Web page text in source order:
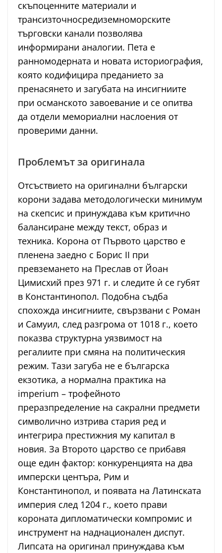
скъпоценните материали и
трансизточносредиземноморските
търговски канали позволява
информирани аналогии. Пета е
ранномодерната и новата историография,
която кодифицира преданието за
пренасянето и загубата на инсигниите
при османското завоевание и се опитва
да отдели мемориални наслоения от
проверими данни.
Проблемът за оригинала
Отсъствието на оригинални български
корони задава методологически минимум
на скепсис и принуждава към критично
балансиране между текст, образ и
техника. Корона от Първото царство е
пленена заедно с Борис II при
превземането на Преслав от Йоан
Цимисхий през 971 г. и следите ѝ се губят
в Константинопол. Подобна съдба
спохожда инсигниите, свързвани с Роман
и Самуил, след разгрома от 1018 г., което
показва структурна уязвимост на
регалиите при смяна на политическия
режим. Тази загуба не е българска
екзотика, а нормална практика на
imperium – трофейното
преразпределение на сакрални предмети
символично изтрива стария ред и
интегрира престижния му капитал в
новия. За Второто царство се прибавя
още един фактор: конкуренцията на два
имперски центъра, Рим и
Константинопол, и появата на Латинската
империя след 1204 г., което прави
короната дипломатически компромис и
инструмент на наднационален диспут.
Липсата на оригинал принуждава към